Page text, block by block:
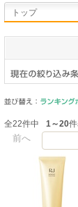
トップ
全22件中 1～20
前へ